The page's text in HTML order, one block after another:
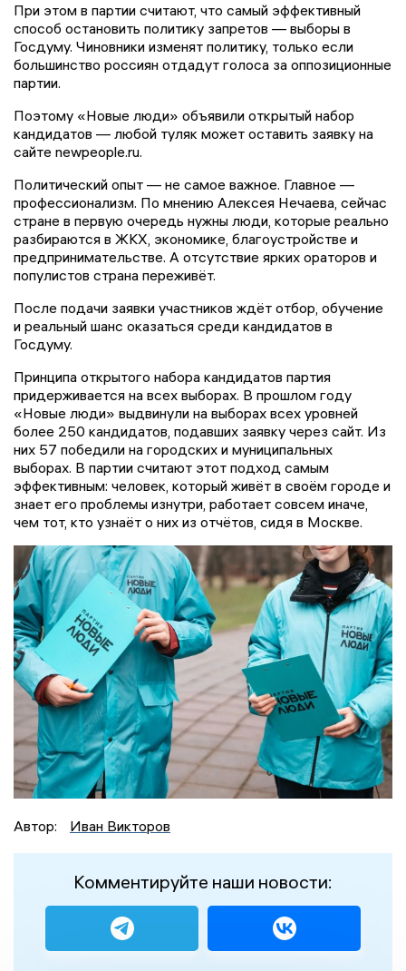
При этом в партии считают, что самый эффективный
способ остановить политику запретов — выборы в
Госдуму. Чиновники изменят политику, только если
большинство россиян отдадут голоса за оппозиционные
партии.
Поэтому «Новые люди» объявили открытый набор
кандидатов — любой туляк может оставить заявку на
сайте newpeople.ru.
Политический опыт — не самое важное. Главное —
профессионализм. По мнению Алексея Нечаева, сейчас
стране в первую очередь нужны люди, которые реально
разбираются в ЖКХ, экономике, благоустройстве и
предпринимательстве. А отсутствие ярких ораторов и
популистов страна переживёт.
После подачи заявки участников ждёт отбор, обучение
и реальный шанс оказаться среди кандидатов в
Госдуму.
Принципа открытого набора кандидатов партия
придерживается на всех выборах. В прошлом году
«Новые люди» выдвинули на выборах всех уровней
более 250 кандидатов, подавших заявку через сайт. Из
них 57 победили на городских и муниципальных
выборах. В партии считают этот подход самым
эффективным: человек, который живёт в своём городе и
знает его проблемы изнутри, работает совсем иначе,
чем тот, кто узнаёт о них из отчётов, сидя в Москве.
Автор: Иван Викторов
Комментируйте наши новости: